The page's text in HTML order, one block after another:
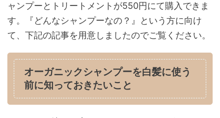
ャンプーとトリートメントが550円にて購入できま
す。『どんなシャンプーなの？』という方に向け
て、下記の記事を用意しましたのでご覧ください。
オーガニックシャンプーを白髪に使う
前に知っておきたいこと